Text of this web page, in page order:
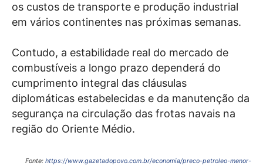
os custos de transporte e produção industrial
em vários continentes nas próximas semanas.
Contudo, a estabilidade real do mercado de
combustíveis a longo prazo dependerá do
cumprimento integral das cláusulas
diplomáticas estabelecidas e da manutenção da
segurança na circulação das frotas navais na
região do Oriente Médio.
Fonte: https://www.gazetadopovo.com.br/economia/preco-petroleo-menor-